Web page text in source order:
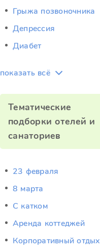
Грыжа позвоночника
Депрессия
Диабет
показать всё
Тематические
подборки отелей и
санаториев
23 февраля
8 марта
C катком
Аренда коттеджей
Корпоративный отдых